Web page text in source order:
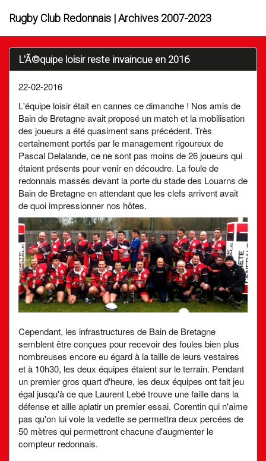
Rugby Club Redonnais | Archives 2007-2023
L'Ã©quipe loisir reste invaincue en 2016
22-02-2016
L'équipe loisir était en cannes ce dimanche ! Nos amis de
Bain de Bretagne avait proposé un match et la mobilisation
des joueurs a été quasiment sans précédent. Très
certainement portés par le management rigoureux de
Pascal Delalande, ce ne sont pas moins de 26 joueurs qui
étaient présents pour venir en découdre. La foule de
redonnais massés devant la porte du stade des Louarns de
Bain de Bretagne en attendant que les clefs arrivent avait
de quoi impressionner nos hôtes.
Cependant, les infrastructures de Bain de Bretagne
semblent être conçues pour recevoir des foules bien plus
nombreuses encore eu égard à la taille de leurs vestaires
et à 10h30, les deux équipes étaient sur le terrain. Pendant
un premier gros quart d'heure, les deux équipes ont fait jeu
égal jusqu'à ce que Laurent Lebé trouve une faille dans la
défense et aille aplatir un premier essai. Corentin qui n'aime
pas qu'on lui vole la vedette se permettra deux percées de
50 mètres qui permettront chacune d'augmenter le
compteur redonnais.